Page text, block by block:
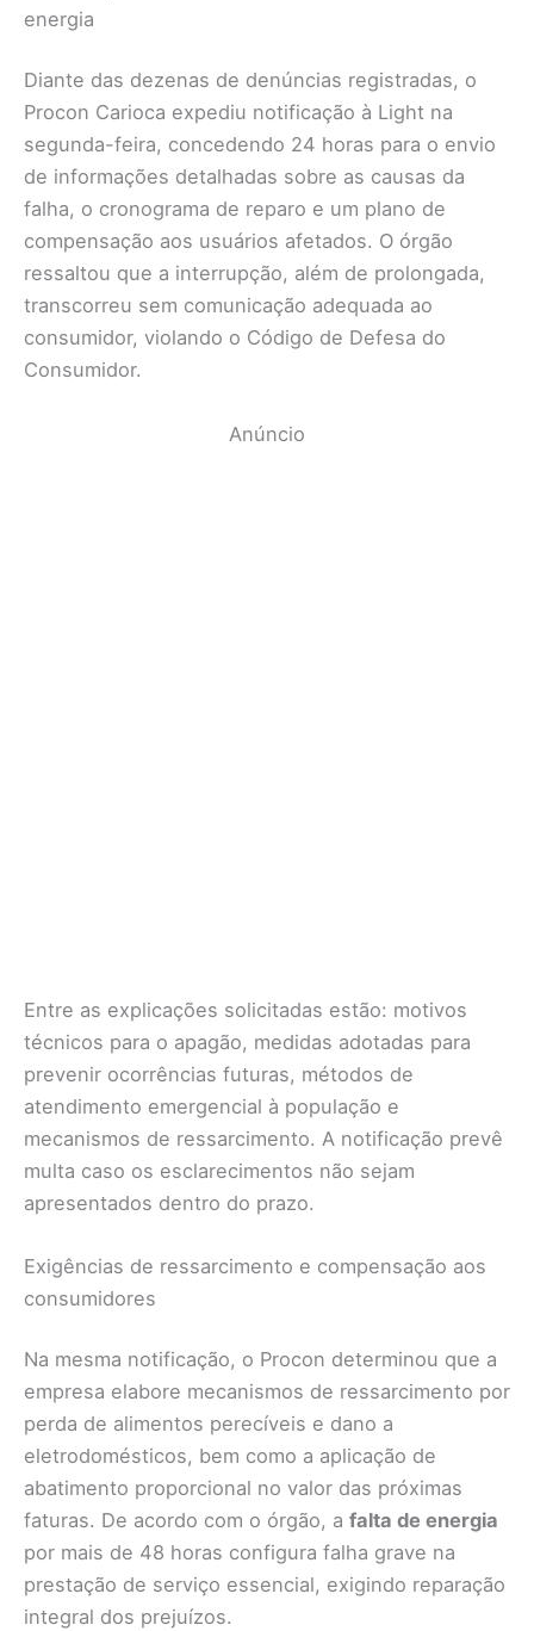
energia
Diante das dezenas de denúncias registradas, o
Procon Carioca expediu notificação à Light na
segunda-feira, concedendo 24 horas para o envio
de informações detalhadas sobre as causas da
falha, o cronograma de reparo e um plano de
compensação aos usuários afetados. O órgão
ressaltou que a interrupção, além de prolongada,
transcorreu sem comunicação adequada ao
consumidor, violando o Código de Defesa do
Consumidor.
Anúncio
Entre as explicações solicitadas estão: motivos
técnicos para o apagão, medidas adotadas para
prevenir ocorrências futuras, métodos de
atendimento emergencial à população e
mecanismos de ressarcimento. A notificação prevê
multa caso os esclarecimentos não sejam
apresentados dentro do prazo.
Exigências de ressarcimento e compensação aos
consumidores
Na mesma notificação, o Procon determinou que a
empresa elabore mecanismos de ressarcimento por
perda de alimentos perecíveis e dano a
eletrodomésticos, bem como a aplicação de
abatimento proporcional no valor das próximas
faturas. De acordo com o órgão, a falta de energia
por mais de 48 horas configura falha grave na
prestação de serviço essencial, exigindo reparação
integral dos prejuízos.